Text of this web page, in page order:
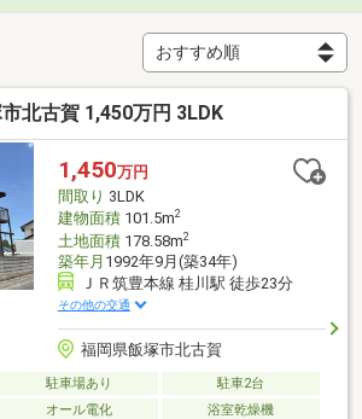
北古賀 1,450万円 3LDK
1,450万円
間取り 3LDK
建物面積101.5m2
土地面積178.58m2
築年月 1992年9月(築34年)
ＪＲ筑豊本線 桂川駅 徒歩23分
その他の交通
福岡県飯塚市北古賀
駐車場あり
駐車2台
オール電化 浴室乾燥機